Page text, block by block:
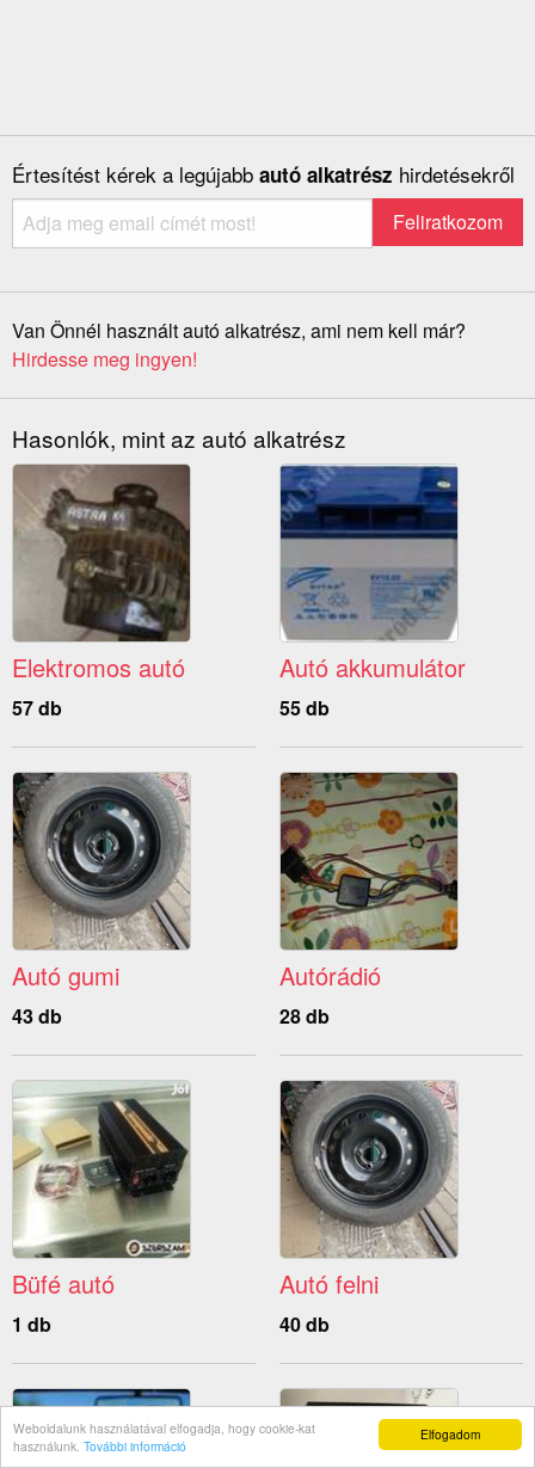
Elfogadom
Weboldalunk használatával elfogadja, hogy cookie-kat
használunk. További információ
Értesítést kérek a legújabb autó alkatrész hirdetésekről
Van Önnél használt autó alkatrész, ami nem kell már?
Hirdesse meg ingyen!
Hasonlók, mint az autó alkatrész
Elektromos autó
57 db
Autó akkumulátor
55 db
Autó gumi
43 db
Autórádió
28 db
Büfé autó
1 db
Autó felni
40 db